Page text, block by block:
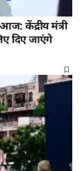
केंद्रीय मंत्री
दिए जाएंगे